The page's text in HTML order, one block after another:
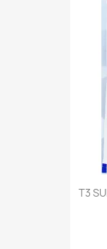
T3